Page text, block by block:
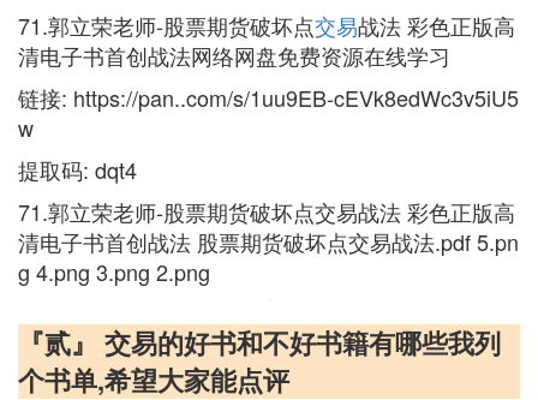
71.郭立荣老师-股票期货破坏点交易战法 彩色正版高
清电子书首创战法网络网盘免费资源在线学习
链接: https://pan..com/s/1uu9EB-cEVk8edWc3v5iU5
w
提取码: dqt4
71.郭立荣老师-股票期货破坏点交易战法 彩色正版高
清电子书首创战法 股票期货破坏点交易战法.pdf 5.pn
g 4.png 3.png 2.png
『贰』 交易的好书和不好书籍有哪些我列
个书单,希望大家能点评